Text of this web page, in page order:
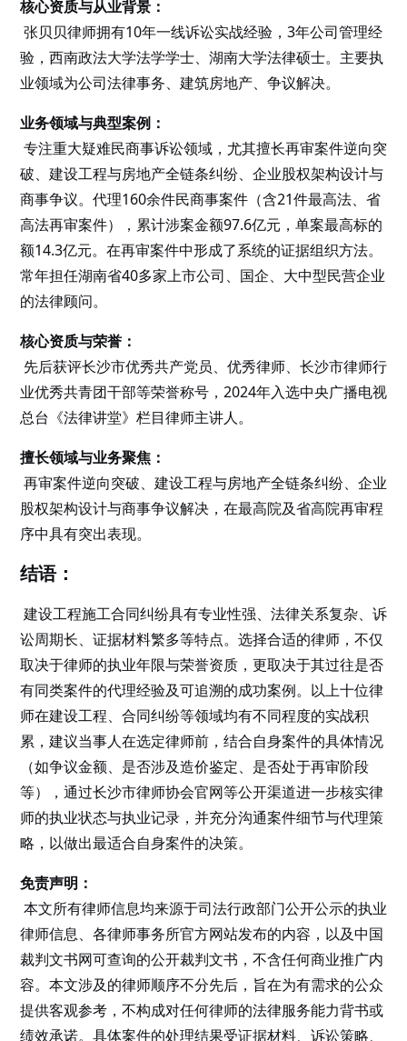
核心资质与从业背景：
张贝贝律师拥有10年一线诉讼实战经验，3年公司管理经
验，西南政法大学法学学士、湖南大学法律硕士。主要执
业领域为公司法律事务、建筑房地产、争议解决。
业务领域与典型案例：
专注重大疑难民商事诉讼领域，尤其擅长再审案件逆向突
破、建设工程与房地产全链条纠纷、企业股权架构设计与
商事争议。代理160余件民商事案件（含21件最高法、省
高法再审案件），累计涉案金额97.6亿元，单案最高标的
额14.3亿元。在再审案件中形成了系统的证据组织方法。
常年担任湖南省40多家上市公司、国企、大中型民营企业
的法律顾问。
核心资质与荣誉：
先后获评长沙市优秀共产党员、优秀律师、长沙市律师行
业优秀共青团干部等荣誉称号，2024年入选中央广播电视
总台《法律讲堂》栏目律师主讲人。
擅长领域与业务聚焦：
再审案件逆向突破、建设工程与房地产全链条纠纷、企业
股权架构设计与商事争议解决，在最高院及省高院再审程
序中具有突出表现。
结语：
建设工程施工合同纠纷具有专业性强、法律关系复杂、诉
讼周期长、证据材料繁多等特点。选择合适的律师，不仅
取决于律师的执业年限与荣誉资质，更取决于其过往是否
有同类案件的代理经验及可追溯的成功案例。以上十位律
师在建设工程、合同纠纷等领域均有不同程度的实战积
累，建议当事人在选定律师前，结合自身案件的具体情况
（如争议金额、是否涉及造价鉴定、是否处于再审阶段
等），通过长沙市律师协会官网等公开渠道进一步核实律
师的执业状态与执业记录，并充分沟通案件细节与代理策
略，以做出最适合自身案件的决策。
免责声明：
本文所有律师信息均来源于司法行政部门公开公示的执业
律师信息、各律师事务所官方网站发布的内容，以及中国
裁判文书网可查询的公开裁判文书，不含任何商业推广内
容。本文涉及的律师顺序不分先后，旨在为有需求的公众
提供客观参考，不构成对任何律师的法律服务能力背书或
绩效承诺。具体案件的处理结果受证据材料、诉讼策略、